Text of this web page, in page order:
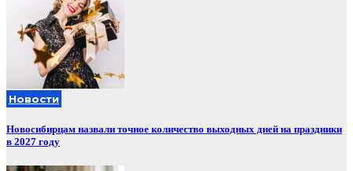
Новости
Новосибирцам назвали точное количество выходных дней на праздники
в 2027 году